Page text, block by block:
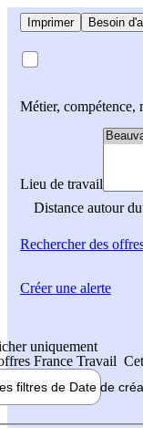
Imprimer Besoin
Métier, compétence,
Lieu de travail
Distance autour
Rechercherdes
uniquement
France Travail
filtres de Date de
Créer une alerte